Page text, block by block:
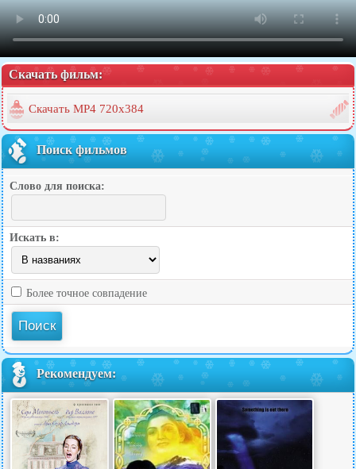
Скачать фильм:
Скачать MP4 720x384
Поиск фильмов
Слово для поиска:
Искать в:
Более точное совпадение
Рекомендуем: